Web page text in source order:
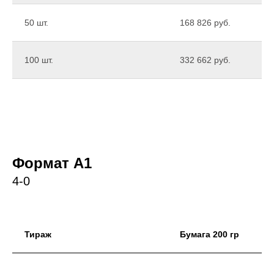
50 шт. 168 826 руб.
100 шт. 332 662 руб.
Формат А1
4-0
Тираж Бумага 200 гр